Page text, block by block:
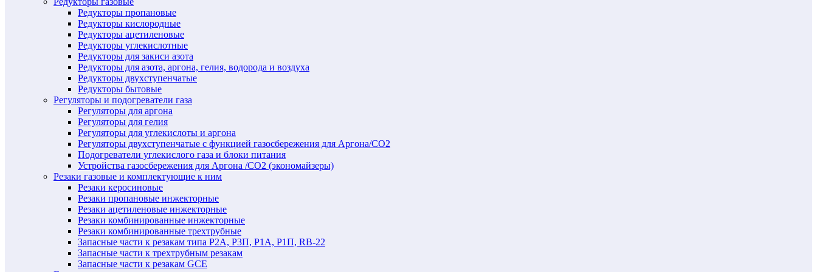
Редукторы пропановые
Редукторы кислородные
Редукторы ацетиленовые
Редукторы углекислотные
Редукторы для закиси азота
Редукторы для азота, аргона, гелия, водорода и воздуха
Редукторы двухступенчатые
Редукторы бытовые
Регуляторы и подогреватели газа
Регуляторы для аргона
Регуляторы для гелия
Регуляторы для углекислоты и аргона
Регуляторы двухступенчатые c функцией газосбережения для Аргона/СО2
Подогреватели углекислого газа и блоки питания
Устройства газосбережения для Аргона /СО2 (экономайзеры)
Резаки газовые и комплектующие к ним
Резаки керосиновые
Резаки пропановые инжекторные
Резаки ацетиленовые инжекторные
Резаки комбинированные инжекторные
Резаки комбинированные трехтрубные
Запасные части к резакам типа Р2А, Р3П, Р1А, Р1П, RB-22
Запасные части к трехтрубным резакам
Запасные части к резакам GCE